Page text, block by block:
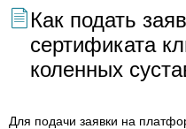
Как подать
сертификата
коленных
Для подачи заявки на